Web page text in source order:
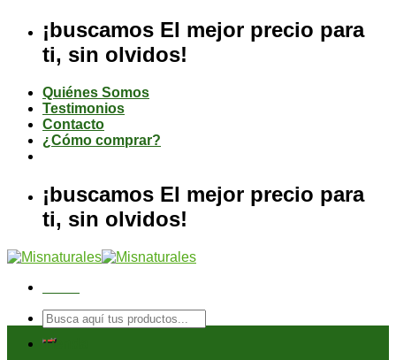
contenido
¡buscamos El mejor precio para
ti, sin olvidos!
Quiénes Somos
Testimonios
Contacto
¿Cómo comprar?
¡buscamos El mejor precio para
ti, sin olvidos!
Buscar
por:
Tienda